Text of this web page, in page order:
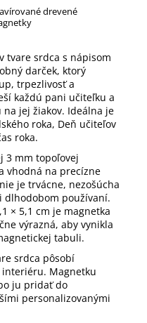
drevené
tvare srdca s nápisom
darček, ktorý
trpezlivosť a
každú pani učiteľku a
jej žiakov. Ideálna je
roka, Deň učiteľov
roka.
3 mm topoľovej
vhodná na precízne
je trvácne, nezošúcha
dlhodobom používaní.
× 5,1 cm je magnetka
výrazná, aby vynikla
tabuli.
srdca pôsobí
Magnetku
ju pridať do
personalizovanými